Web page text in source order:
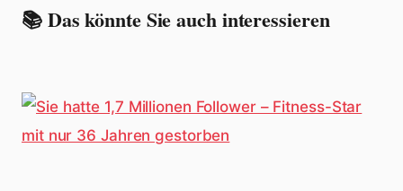
📚 Das könnte Sie auch interessieren